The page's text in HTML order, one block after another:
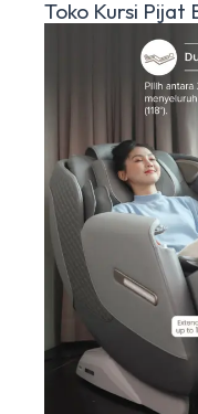
Toko Kursi Pijat